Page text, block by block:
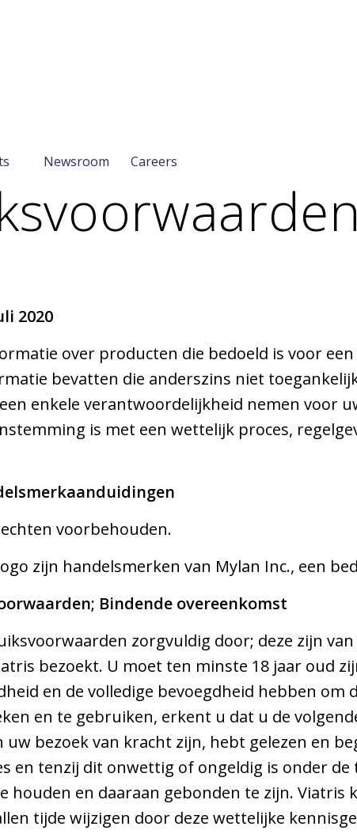
Newsroom Careers
2020
over producten die bedoeld is voor
bevatten die anderszins niet
enkele verantwoordelijkheid nemen voor
is met een wettelijk proces,
voorbehouden.
zijn handelsmerken van Mylan Inc., een
Bindende overeenkomst
zorgvuldig door; deze zijn
bezoekt. U moet ten minste 18 jaar oud
en de volledige bevoegdheid hebben om
en te gebruiken, erkent u dat u de
bezoek van kracht zijn, hebt gelezen en
en tenzij dit onwettig of ongeldig is onder
houden en daaraan gebonden te zijn. Viatris
tijde wijzigen door deze wettelijke